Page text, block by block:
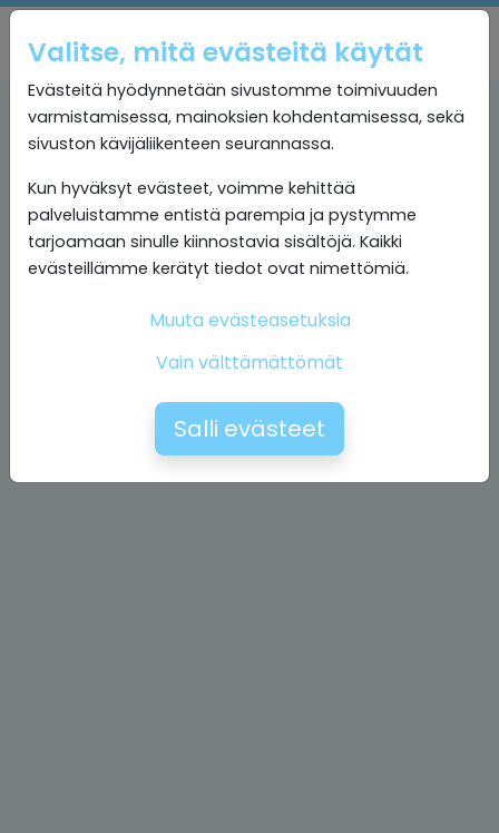
Valitse, mitä evästeitä käytät
Evästeitä hyödynnetään sivustomme toimivuuden
varmistamisessa, mainoksien kohdentamisessa, sekä
sivuston kävijäliikenteen seurannassa.
Kun hyväksyt evästeet, voimme kehittää
palveluistamme entistä parempia ja pystymme
tarjoamaan sinulle kiinnostavia sisältöjä. Kaikki
evästeillämme kerätyt tiedot ovat nimettömiä.
Muuta evästeasetuksia
Vain välttämättömät
Salli evästeet